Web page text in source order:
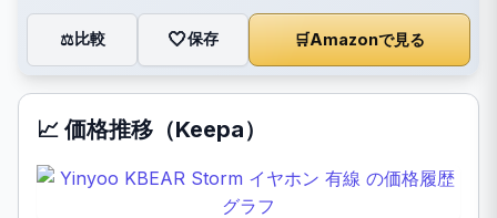
⚖️比較 🤍保存 🛒Amazonで見る
📈 価格推移（Keepa）